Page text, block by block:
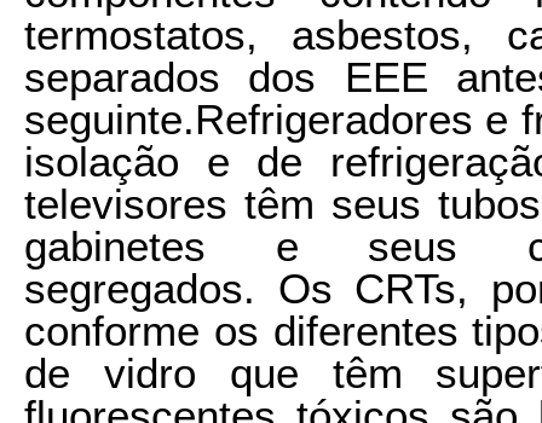
termostatos, asbestos,
separados dos EEE
seguinte.Refrigeradores e
isolação e de
televisores têm seus
gabinetes e seus
segregados. Os CRTs,
conforme os diferentes
de vidro que têm